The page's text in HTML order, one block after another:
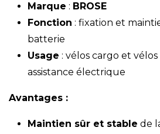
Marque : BROSE
Fonction : fixation et
batterie
Usage : vélos cargo et
assistance électrique
Avantages :
Maintien sûr et stable de